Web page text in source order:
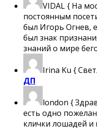
VIDAL{ На
постоянным
был Игорь Огнев,
был знак
знаний о мире
Irina Ku {
ДП
london {
есть одно
клички лошадей и